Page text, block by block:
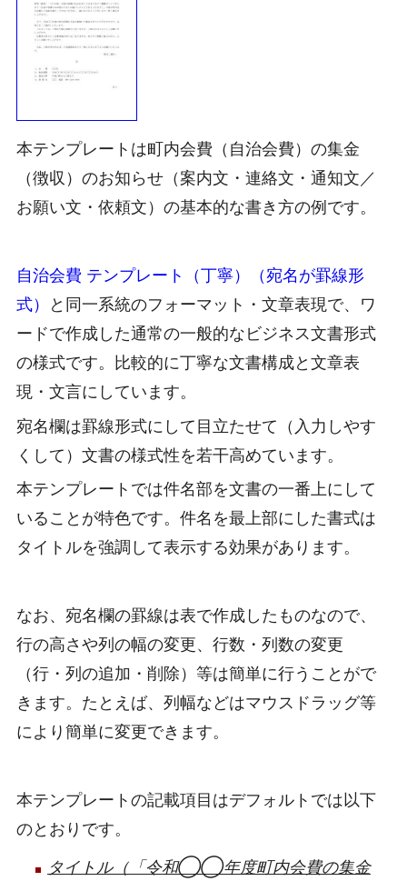
本テンプレートは町内会費（自治会費）の集金
（徴収）のお知らせ（案内文・連絡文・通知文／
お願い文・依頼文）の基本的な書き方の例です。
自治会費 テンプレート（丁寧）（宛名が罫線形
式）
と同一系統のフォーマット・文章表現で、ワ
ードで作成した通常の一般的なビジネス文書形式
の様式です。比較的に丁寧な文書構成と文章表
現・文言にしています。
宛名欄は罫線形式にして目立たせて（入力しやす
くして）文書の様式性を若干高めています。
本テンプレートでは件名部を文書の一番上にして
いることが特色です。件名を最上部にした書式は
タイトルを強調して表示する効果があります。
なお、宛名欄の罫線は表で作成したものなので、
行の高さや列の幅の変更、行数・列数の変更
（行・列の追加・削除）等は簡単に行うことがで
きます。たとえば、列幅などはマウスドラッグ等
により簡単に変更できます。
本テンプレートの記載項目はデフォルトでは以下
のとおりです。
タイトル（「令和◯◯年度町内会費の集金